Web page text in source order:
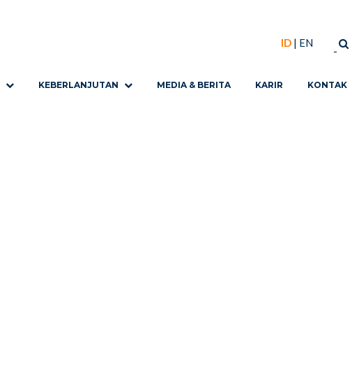
ID | EN
KEBERLANJUTAN MEDIA & BERITA KARIR KONTAK